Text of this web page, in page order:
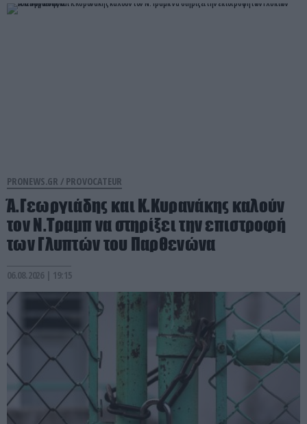
PRONEWS.GR / PROVOCATEUR
Ά.Γεωργιάδης και Κ.Κυρανάκης καλούν
τον Ν.Τραμπ να στηρίξει την επιστροφή
των Γλυπτών του Παρθενώνα
06.08.2026 | 19:15